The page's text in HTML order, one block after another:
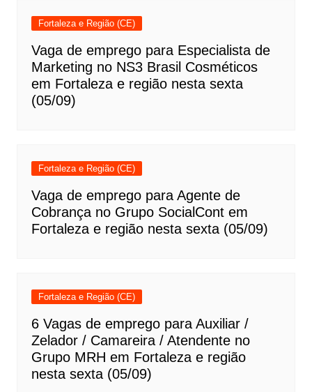
Fortaleza e Região (CE)
Vaga de emprego para Especialista de
Marketing no NS3 Brasil Cosméticos
em Fortaleza e região nesta sexta
(05/09)
Fortaleza e Região (CE)
Vaga de emprego para Agente de
Cobrança no Grupo SocialCont em
Fortaleza e região nesta sexta (05/09)
Fortaleza e Região (CE)
6 Vagas de emprego para Auxiliar /
Zelador / Camareira / Atendente no
Grupo MRH em Fortaleza e região
nesta sexta (05/09)